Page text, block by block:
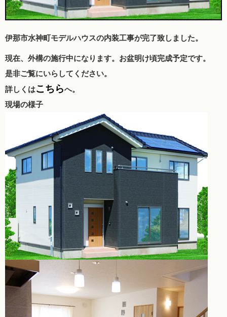
伊那市水神町モデルハウスの内装工事が完了致しました。
現在、外構の施行中になります。お盆明け頃完成予定です。
是非ご覧にいらしてください。
詳しくはこちらへ。
現場の様子